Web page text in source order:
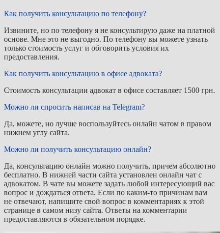
Как получить консультацию по телефону?
Извините, но по телефону я не консультирую даже на платной
основе. Мне это не выгодно. По телефону вы можете узнать
только стоимость услуг и обговорить условия их
предоставления.
Как получить консультацию в офисе адвоката?
Стоимость консультации адвокат в офисе составляет 1500 грн.
Можно ли спросить написав на Telegram?
Да, можете, но лучше воспользуйтесь онлайн чатом в правом
нижнем углу сайта.
Можно ли получить консультацию онлайн?
Да, консультацию онлайн можно получить, причем абсолютно
бесплатно. В нижней части сайта установлен онлайн чат с
адвокатом. В чате вы можете задать любой интересующий вас
вопрос и дождаться ответа. Если по каким-то причинам вам
не отвечают, напишите свой вопрос в комментариях к этой
странице в самом низу сайта. Ответы на комментарии
предоставляются в обязательном порядке.